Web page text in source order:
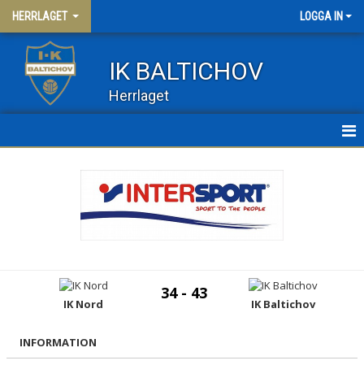
HERRLAGET LOGGA IN
IK BALTICHOV
Herrlaget
HERR 2
IK Nord
34 - 43
IK Baltichov
INFORMATION